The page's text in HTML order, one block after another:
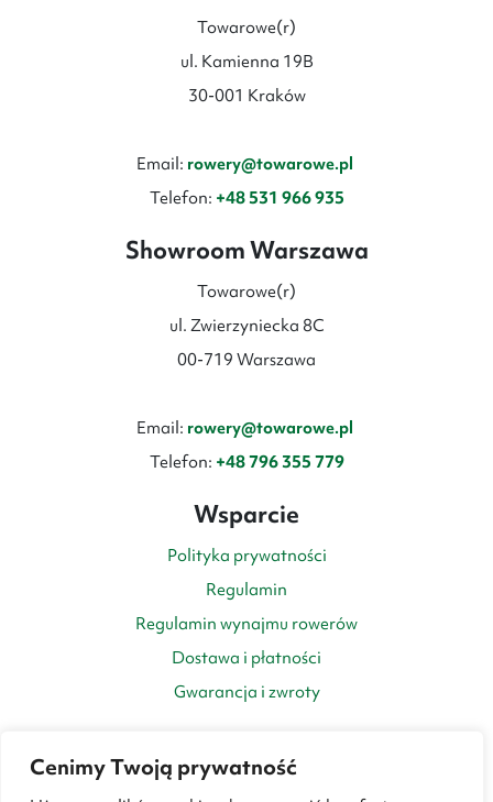
Cenimy Twoją prywatność
Towarowe(r)
ul. Kamienna 19B
30-001 Kraków
Email: rowery@towarowe.pl
Telefon: +48 531 966 935
Showroom Warszawa
Towarowe(r)
ul. Zwierzyniecka 8C
00-719 Warszawa
Email: rowery@towarowe.pl
Telefon: +48 796 355 779
Wsparcie
Polityka prywatności
Regulamin
Regulamin wynajmu rowerów
Dostawa i płatności
Gwarancja i zwroty